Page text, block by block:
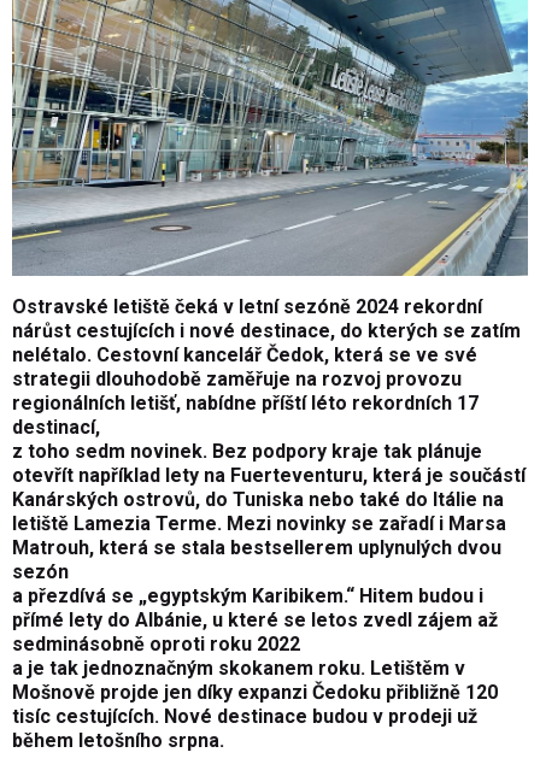
Ostravské letiště čeká v letní sezóně 2024 rekordní
nárůst cestujících i nové destinace, do kterých se zatím
nelétalo. Cestovní kancelář Čedok, která se ve své
strategii dlouhodobě zaměřuje na rozvoj provozu
regionálních letišť, nabídne příští léto rekordních 17
destinací,
z toho sedm novinek. Bez podpory kraje tak plánuje
otevřít například lety na Fuerteventuru, která je součástí
Kanárských ostrovů, do Tuniska nebo také do Itálie na
letiště Lamezia Terme. Mezi novinky se zařadí i Marsa
Matrouh, která se stala bestsellerem uplynulých dvou
sezón
a přezdívá se „egyptským Karibikem.“ Hitem budou i
přímé lety do Albánie, u které se letos zvedl zájem až
sedminásobně oproti roku 2022
a je tak jednoznačným skokanem roku. Letištěm v
Mošnově projde jen díky expanzi Čedoku přibližně 120
tisíc cestujících. Nové destinace budou v prodeji už
během letošního srpna.